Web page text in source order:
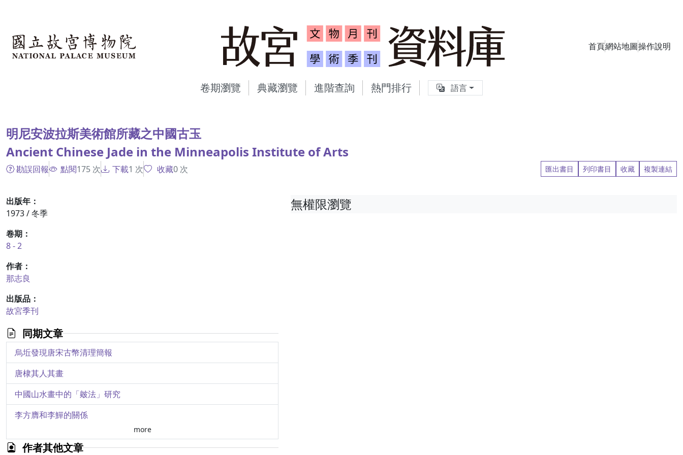
故宮文物月刊、故宮學術季刊資料庫
首頁網站地圖操作說明
卷期瀏覽 典藏瀏覽 進階查詢 熱門排行 語言
明尼安波拉斯美術館所藏之中國古玉
Ancient Chinese Jade in the Minneapolis Institute of Arts
勘誤回報 點閱175 次 下載1 次 收藏0 次 匯出書目 列印書目 收藏 複製連結
出版年：
1973 / 冬季
卷期：
8 - 2
作者：
那志良
出版品：
故宮季刊
同期文章
烏坵發現唐宋古幣清理簡報
唐棣其人其畫
中國山水畫中的「皴法」研究
李方膺和李鱓的關係
江蘇六朝墓出土陶瓷組合特徵及其有關問題（下篇）
more
作者其他文章
無權限瀏覽